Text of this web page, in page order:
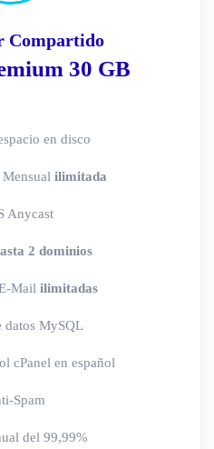
Compartido
30 GB
en disco
Mensual ilimitada
Anycast
2 dominios
Mail ilimitadas
datos MySQL
cPanel en español
Spam
del 99,99%